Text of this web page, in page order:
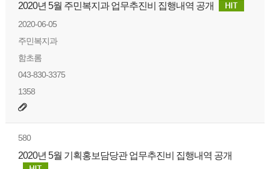
2020년 5월 주민복지과 업무추진비 집행내역 공개
2020-06-05
주민복지과
함초롬
043-830-3375
1358
580
2020년 5월 기획홍보담당관 업무추진비 집행내역 공개